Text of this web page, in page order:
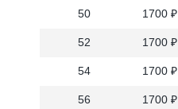
50 1700 ₽
52 1700 ₽
54 1700 ₽
56 1700 ₽